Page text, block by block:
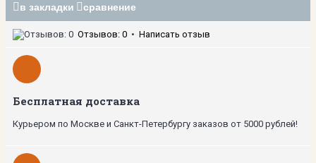
в закладки сравнение
Отзывов: 0 • Написать отзыв
Бесплатная доставка
Курьером по Москве и Санкт-Петербургу заказов от 5000 рублей!